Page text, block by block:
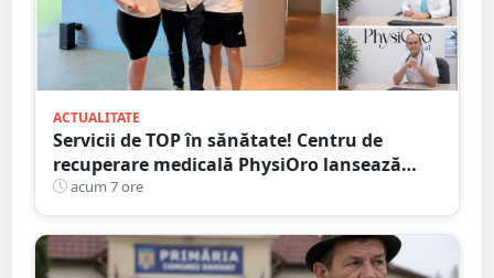
ACTUALITATE
Servicii de TOP în sănătate! Centru de
recuperare medicală PhysiOro lansează
Divizia medicală PhysiOro
acum 7 ore